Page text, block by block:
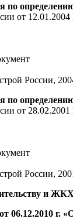
от 12.01.2004
России,
от 28.02.2001
России,
и
г.